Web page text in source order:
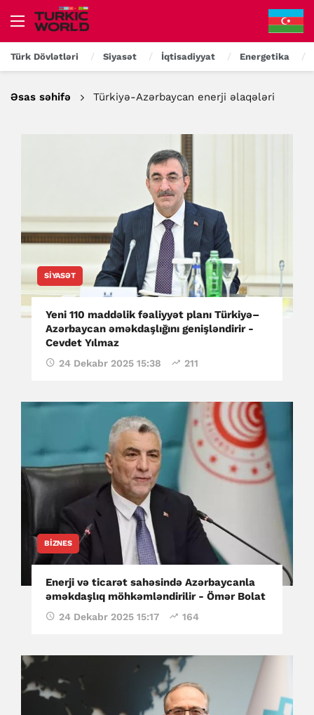
Türk Dövlətləri Siyasət İqtisadiyyat Energetika
Əsas səhifə Türkiyə-Azərbaycan enerji əlaqələri
SIYASƏT
Yeni 110 maddəlik fəaliyyət planı Türkiyə–
Azərbaycan əməkdaşlığını genişləndirir -
Cevdet Yılmaz
24 Dekabr 2025 15:38 211
BIZNES
Enerji və ticarət sahəsində Azərbaycanla
əməkdaşlıq möhkəmləndirilir - Ömər Bolat
24 Dekabr 2025 15:17 164